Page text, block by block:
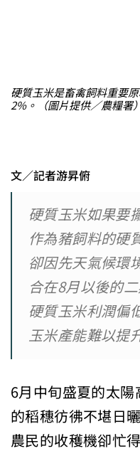
硬質玉米是畜禽飼料重要
2%。（圖片提供／農糧署
文／記者游昇俯
硬質玉米如果
作為豬飼料的硬
卻因先天氣候
合在8月以後的
硬質玉米利潤
玉米產能難以提
6月中旬盛夏的太
的稻穗彷彿不堪日
農民的收穫機卻忙